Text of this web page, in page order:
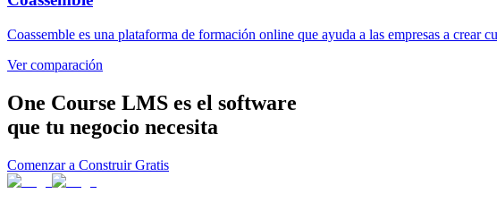
Coassemble es una plataforma de formación online que ayuda a las empresas a
Ver comparación
One Course LMS es el software
que tu negocio necesita
Comenzar a Construir Gratis